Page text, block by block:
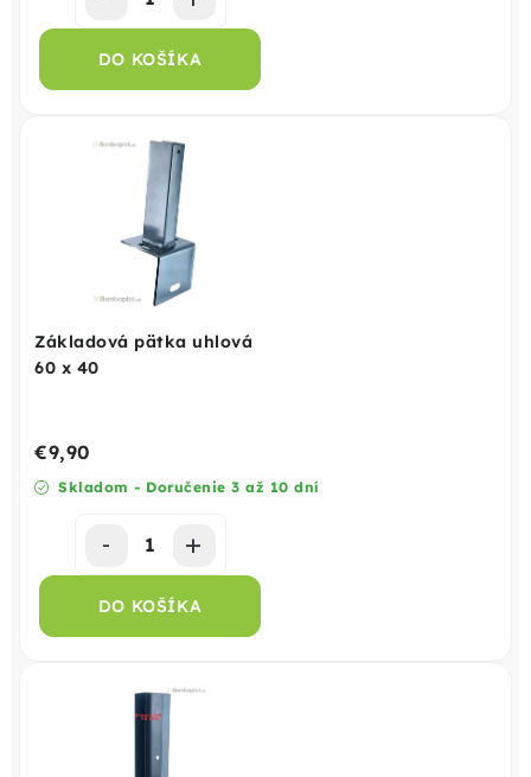
DO KOŠÍKA
Základová pätka uhlová
60 x 40
Skladom - Doručenie 3 až 10 dní
€9,90
DO KOŠÍKA